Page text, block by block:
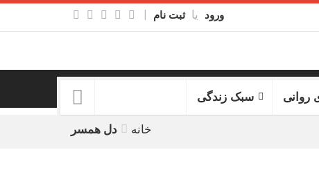
ورود یا ثبت نام
روانی سبک زندگی
خانه دل همسر